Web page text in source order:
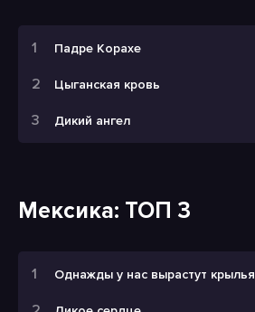
Падре Корахе
Цыганская кровь
Дикий ангел
Мексика: ТОП 3
Однажды у нас вырастут крылья